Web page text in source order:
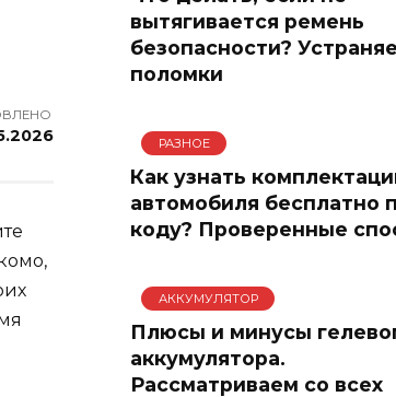
вытягивается ремень
безопасности?
поломки
РАЗНОЕ
Как узнать
автомобиля бесплатно
коду? Проверенные
АККУМУЛЯТОР
Плюсы и минусы
аккумулятора.
Рассматриваем со всех